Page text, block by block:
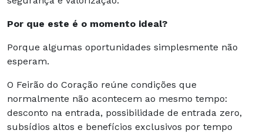
Por que este é o momento ideal?
Porque algumas oportunidades simplesmente não
esperam.
O Feirão do Coração reúne condições que
normalmente não acontecem ao mesmo tempo:
desconto na entrada, possibilidade de entrada zero,
subsídios altos e benefícios exclusivos por tempo